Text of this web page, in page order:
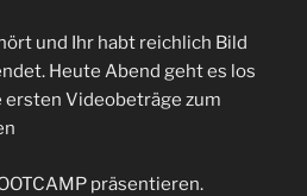
und Ihr habt reichlich Bild
Heute Abend geht es los
ersten Videobeträge zum
präsentieren.